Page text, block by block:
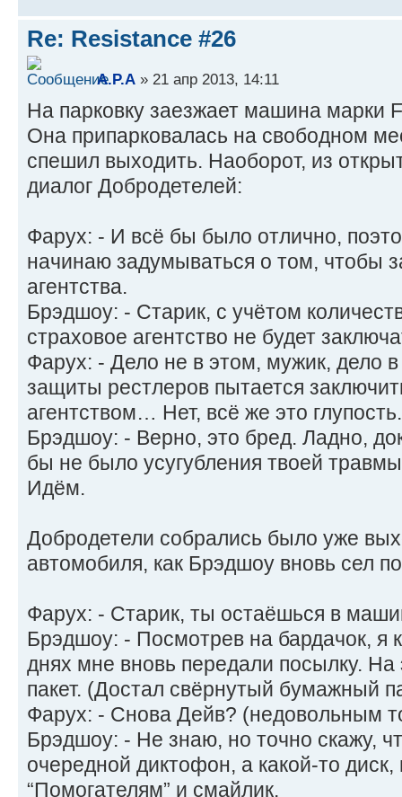
Re: Resistance #26
A.P.A » 21 апр 2013, 14:11
На парковку заезжает машина марки
Она припарковалась на свободном
спешил выходить. Наоборот, из
диалог Добродетелей:
Фарух: - И всё бы было отлично,
начинаю задумываться о том, чтобы
агентства.
Брэдшоу: - Старик, с учётом
страховое агентство не будет
Фарух: - Дело не в этом, мужик, дело в
защиты рестлеров пытается
агентством… Нет, всё же это глупость.
Брэдшоу: - Верно, это бред. Ладно,
бы не было усугубления твоей
Идём.
Добродетели собрались было уже
автомобиля, как Брэдшоу вновь сел
Фарух: - Старик, ты остаёшься в
Брэдшоу: - Посмотрев на бардачок, я
днях мне вновь передали посылку.
пакет. (Достал свёрнутый бумажный
Фарух: - Снова Дейв? (недовольным
Брэдшоу: - Не знаю, но точно скажу,
очередной диктофон, а какой-то
“Помогателям” и смайлик.